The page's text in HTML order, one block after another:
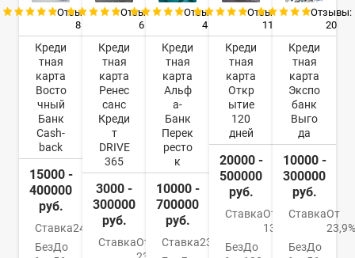
Отзывы:
8
Креди
тная
карта
Восто
чный
Банк
Cash-
back
15000 -
400000
руб.
Ставка24%
БезДо
Отзывы:
6
Креди
тная
карта
Ренес
санс
Креди
т
DRIVE
365
3000 -
300000
руб.
СтавкаОт
Отзывы:
4
Креди
тная
карта
Альф
а-
Банк
Перек
ресто
к
10000 -
700000
руб.
Ставка23.99%
Отзывы:
11
Креди
тная
карта
Откр
ытие
120
дней
20000 -
500000
руб.
СтавкаОт
13,9%
БезДо
Отзывы:
20
Креди
тная
карта
Экспо
банк
Выго
да
10000 -
300000
руб.
СтавкаОт
23,9%
БезДо